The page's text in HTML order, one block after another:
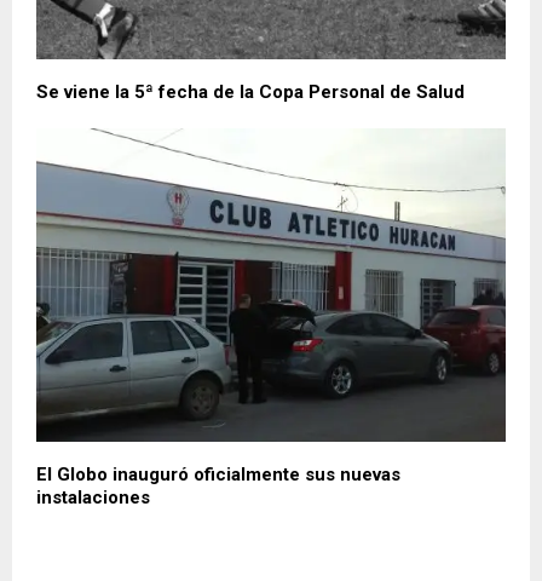
Se viene la 5ª fecha de la Copa Personal de Salud
El Globo inauguró oficialmente sus nuevas
instalaciones